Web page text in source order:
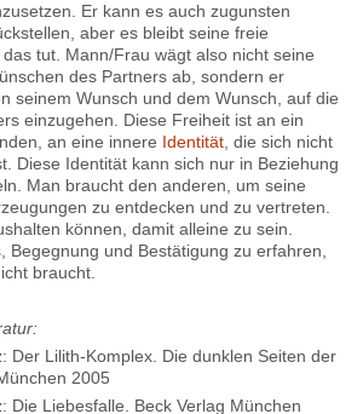
Er kann es auch zugunsten
aber es bleibt seine freie
tut. Mann/Frau wägt also nicht seine
des Partners ab, sondern er
seinem Wunsch und dem Wunsch, auf die
einzugehen. Diese Freiheit ist an ein
an eine innere Identität , die sich nicht
Diese Identität kann sich nur in Beziehung
Man braucht den anderen, um seine
zu entdecken und zu vertreten.
können, damit alleine zu sein.
Begegnung und Bestätigung zu erfahren,
braucht.
Der Lilith-Komplex. Die dunklen Seiten der
2005
Die Liebesfalle. Beck Verlag München